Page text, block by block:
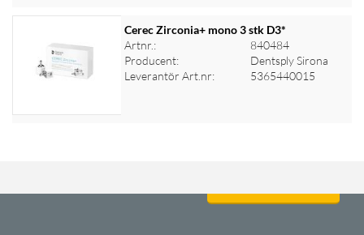
Logga in för priser
Cerec Zirconia+ mono 3 stk D3*
Artnr.:
840484
Producent:
Dentsply Sirona
Leverantör Art.nr:
5365440015